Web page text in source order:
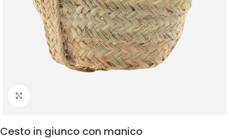
Cesto in giunco con manico